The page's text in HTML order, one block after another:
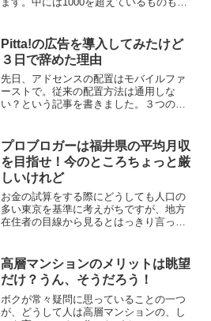
す。これって一体どういうことなのでし
ょうか？SNSに親...
Pitta!の広告を導入してみたけど
３日で辞めた理由
先日、アドセンスの配置はモバイルファ
ーストで。従来の配置方法は通用しな
い？という記事を書きました。３つのア
ためにPC版のウェジェット上部の広告枠
が空き、そこに新たな広告...
プロブロガーは福井県の平均月収
を目指せ！今のところちょっと厳
しいけれど
お金の試算をする際にどうしても人口の
多い東京を基準に考えがちですが、地方
在住者の目線から見るとはっきり言って
ですよ。ブロガーなんてどこに住んでも
良いわけですから、東京を基...
高層マンションのメリットは眺望
だけ？うん、そうだろう！
ボクが常々疑問に思っていることの一つ
が、どうして人は高層マンションの、し